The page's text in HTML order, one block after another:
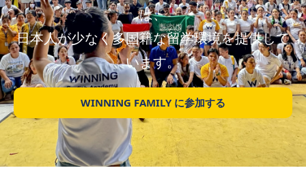
は、
日本人が少なく多国籍な留学環境を提供して
います。
WINNING FAMILY に参加する